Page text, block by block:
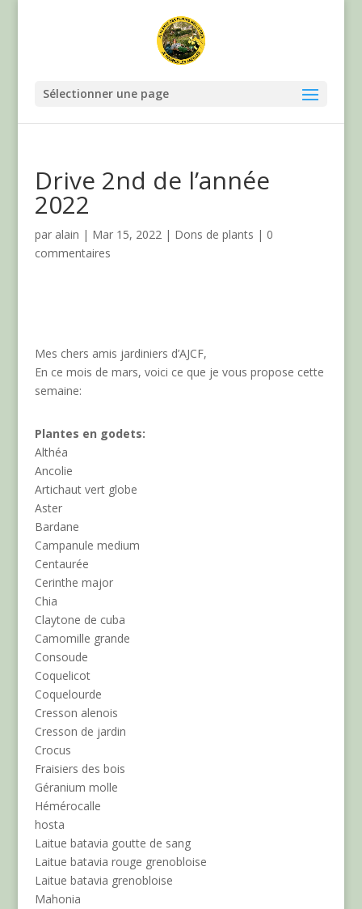
Sélectionner une page
Drive 2nd de l’année
2022
par alain | Mar 15, 2022| Dons de plants | 0
commentaires
Mes chers amis jardiniers d’AJCF,
En ce mois de mars, voici ce que je vous propose cette
semaine:
Plantes en godets:
Althéa
Ancolie
Artichaut vert globe
Aster
Bardane
Campanule medium
Centaurée
Cerinthe major
Chia
Claytone de cuba
Camomille grande
Consoude
Coquelicot
Coquelourde
Cresson alenois
Cresson de jardin
Crocus
Fraisiers des bois
Géranium molle
Hémérocalle
hosta
Laitue batavia goutte de sang
Laitue batavia rouge grenobloise
Laitue batavia grenobloise
Mahonia